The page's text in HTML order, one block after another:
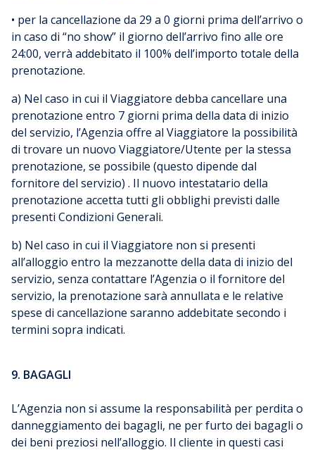
• per la cancellazione da 29 a 0 giorni prima dell’arrivo o
in caso di “no show” il giorno dell’arrivo fino alle ore
24:00, verrà addebitato il 100% dell’importo totale della
prenotazione.
a) Nel caso in cui il Viaggiatore debba cancellare una
prenotazione entro 7 giorni prima della data di inizio
del servizio, l’Agenzia offre al Viaggiatore la possibilità
di trovare un nuovo Viaggiatore/Utente per la stessa
prenotazione, se possibile (questo dipende dal
fornitore del servizio) . Il nuovo intestatario della
prenotazione accetta tutti gli obblighi previsti dalle
presenti Condizioni Generali.
b) Nel caso in cui il Viaggiatore non si presenti
all’alloggio entro la mezzanotte della data di inizio del
servizio, senza contattare l’Agenzia o il fornitore del
servizio, la prenotazione sarà annullata e le relative
spese di cancellazione saranno addebitate secondo i
termini sopra indicati.
9. BAGAGLI
L’Agenzia non si assume la responsabilità per perdita o
danneggiamento dei bagagli, ne per furto dei bagagli o
dei beni preziosi nell’alloggio. Il cliente in questi casi